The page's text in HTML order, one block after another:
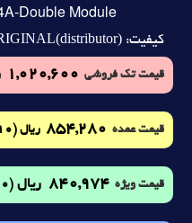
Double Module
کیفیت:
قیمت تک فروشی 1,020,600
قیمت عمده 854,280 ریال (10 به بالا)
قیمت ویژه 840,974 ریال (100 به بالا)